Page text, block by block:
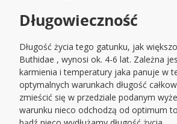
Długowieczność
Długość życia tego gatunku, jak
Buthidae , wynosi ok. 4-6 lat. Zależna
karmienia i temperatury jaka panuje w
optymalnych warunkach długość
zmieścić się w przedziale podanym
warunku nieco odchodzą od optimum